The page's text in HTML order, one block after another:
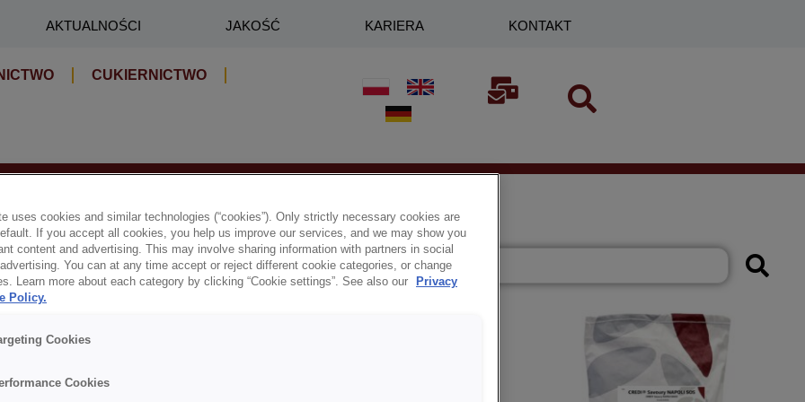
AKTUALNOŚCI JAKOŚĆ KARIERA KONTAKT
CUKIERNICTWO
uses cookies and similar technologies (“cookies”). Only strictly necessary cookies are
If you accept all cookies, you help us improve our services, and we may show you
content and advertising. This may involve sharing information with partners in social
You can at any time accept or reject different cookie categories, or change
Learn more about each category by clicking “Cookie settings”. See also our
Privacy
Policy.
Cookies
Cookies